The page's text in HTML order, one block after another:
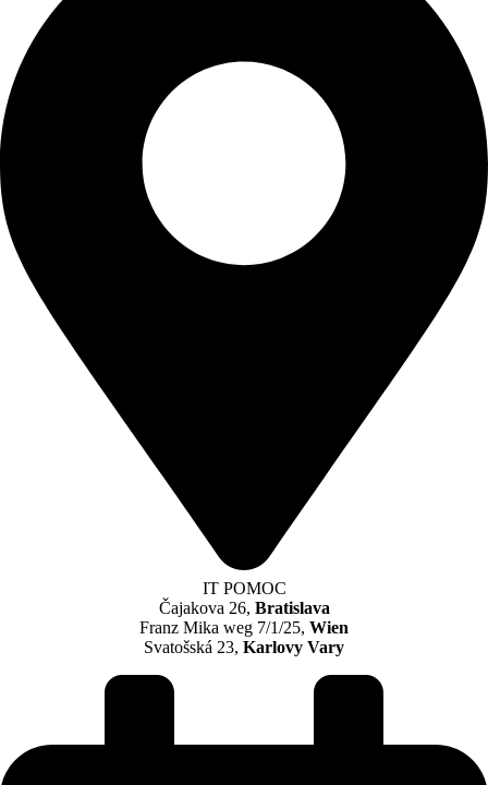
IT POMOC
Čajakova 26, Bratislava
Franz Mika weg 7/1/25, Wien
Svatošská 23, Karlovy Vary